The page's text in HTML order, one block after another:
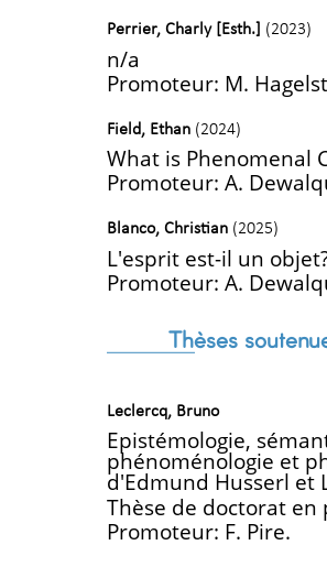
Perrier, Charly [Esth.] (2023)
n/a
Promoteur: M.
Field, Ethan (2024)
What is Phenomenal
Promoteur: A.
Blanco, Christian (2025)
L'esprit est-il un
Promoteur: A.
Thèses
Leclercq, Bruno
Epistémologie,
phénoménologie et
d'Edmund Husserl et
Thèse de doctorat
Promoteur: F. Pire.